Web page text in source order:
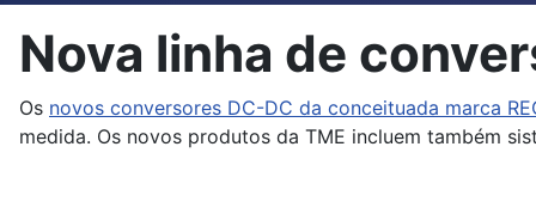
Nova linha de
Os novos conversores DC-DC da conceituada marca
medida. Os novos produtos da TME incluem também